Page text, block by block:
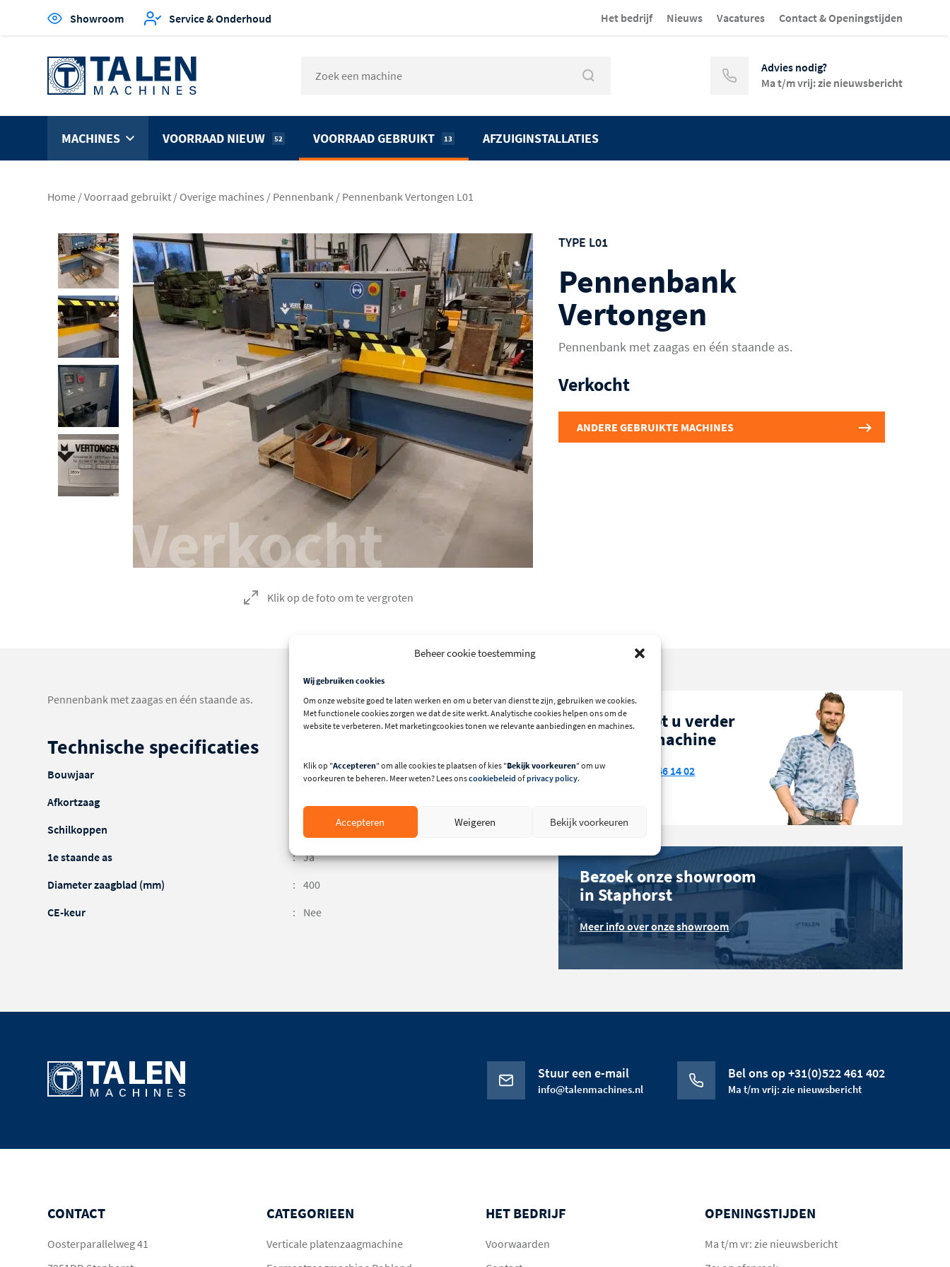
Beheer cookie toestemming
Wij gebruiken cookies
Om onze website goed te laten werken en om u beter van dienst te zijn, gebruiken we cookies.
Met functionele cookies zorgen we dat de site werkt. Analytische cookies helpen ons om de
website te verbeteren. Met marketingcookies tonen we relevante aanbiedingen en machines.
Klik op "Accepteren" om alle cookies te plaatsen of kies "Bekijk voorkeuren" om uw
voorkeuren te beheren. Meer weten? Lees onscookiebeleid ofprivacy policy.
Accepteren Weigeren Bekijk voorkeuren
Showroom Service & Onderhoud Het bedrijf Nieuws Vacatures Contact & Openingstijden
Advies nodig?
Ma t/m vrij: zie nieuwsbericht
MACHINES VOORRAAD NIEUW 52 VOORRAAD GEBRUIKT 13 AFZUIGINSTALLATIES
Home /Voorraad gebruikt / Overige machines / Pennenbank / Pennenbank Vertongen L01
Verkocht
TYPE L01
Pennenbank
Vertongen
Pennenbank met zaagas en één staande as.
Verkocht
ANDERE GEBRUIKTE MACHINES
Klik op de foto om te vergroten
Pennenbank met zaagas en één staande as.
Technische specificaties
Bouwjaar
1994
Afkortzaag
Schilkoppen
1e staande as
Ja
Diameter zaagblad (mm)
400
CE-keur
Nee
Bernd helpt u verder
met deze machine
Bel: +31 (0)522 - 46 14 02
Bezoek onze showroom
in Staphorst
Meer info over onze showroom
Stuur een e-mail
info@talenmachines.nl
Bel ons op +31(0)522 461 402
Ma t/m vrij: zie nieuwsbericht
CONTACT
Oosterparallelweg 41
CATEGORIEEN
Verticale platenzaagmachine
HET BEDRIJF
Voorwaarden
OPENINGSTIJDEN
Ma t/m vr: zie nieuwsbericht